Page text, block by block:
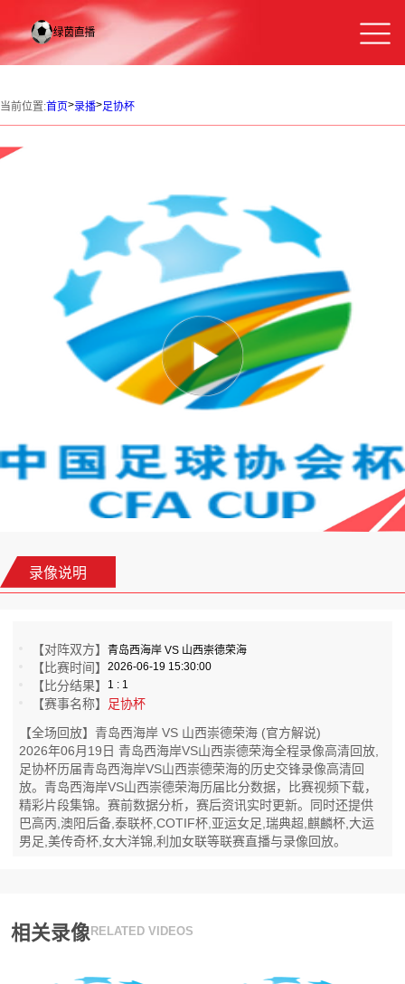
当前位置:首页>录播>足协杯
录像说明
【对阵双方】青岛西海岸 VS 山西崇德荣海
【比赛时间】2026-06-19 15:30:00
【比分结果】 1 : 1
【赛事名称】 足协杯
【全场回放】青岛西海岸 VS 山西崇德荣海 (官方解说)
2026年06月19日 青岛西海岸VS山西崇德荣海全程录像高清回放,
足协杯历届青岛西海岸VS山西崇德荣海的历史交锋录像高清回
放。青岛西海岸VS山西崇德荣海历届比分数据，比赛视频下载，
精彩片段集锦。赛前数据分析，赛后资讯实时更新。同时还提供
巴高丙,澳阳后备,泰联杯,COTIF杯,亚运女足,瑞典超,麒麟杯,大运
男足,美传奇杯,女大洋锦,利加女联等联赛直播与录像回放。
相关录像 RELATED VIDEOS